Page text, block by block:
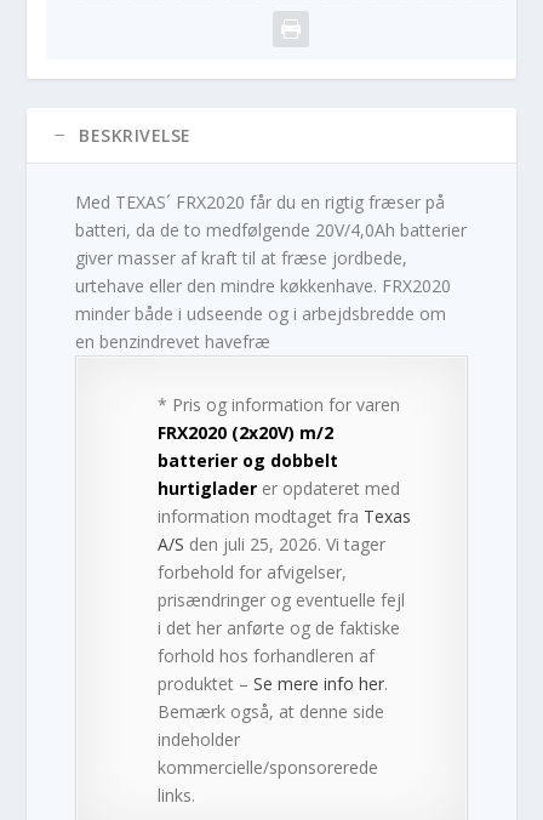
BESKRIVELSE
Med TEXAS´ FRX2020 får du en rigtig fræser på
batteri, da de to medfølgende 20V/4,0Ah batterier
giver masser af kraft til at fræse jordbede,
urtehave eller den mindre køkkenhave. FRX2020
minder både i udseende og i arbejdsbredde om
en benzindrevet havefræ
* Pris og information for varen
FRX2020 (2x20V) m/2
batterier og dobbelt
hurtiglader er opdateret med
information modtaget fra Texas
A/S den juli 25, 2026. Vi tager
forbehold for afvigelser,
prisændringer og eventuelle fejl
i det her anførte og de faktiske
forhold hos forhandleren af
produktet –Se mere info her.
Bemærk også, at denne side
indeholder
kommercielle/sponsorerede
links.